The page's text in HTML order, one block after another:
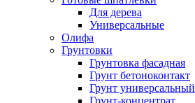
Для дерева
Универсальные
Олифа
Грунтовки
Грунтовка фасадная
Грунт бетоноконтакт
Грунт универсальный